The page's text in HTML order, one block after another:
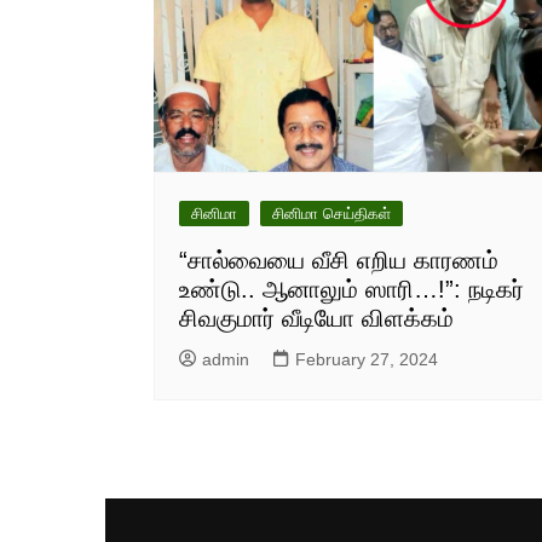
சினிமா சினிமா செய்திகள்
“சால்வையை வீசி எறிய காரணம்
உண்டு.. ஆனாலும் ஸாரி…!”: நடிகர்
சிவகுமார் வீடியோ விளக்கம்
admin February 27, 2024